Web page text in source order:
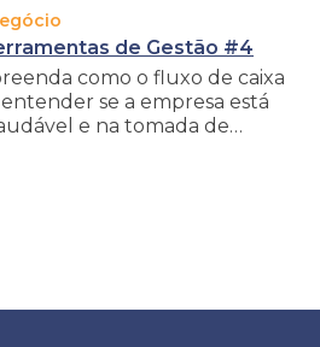
de Gestão #4
como o fluxo de caixa
se a empresa está
e na tomada de